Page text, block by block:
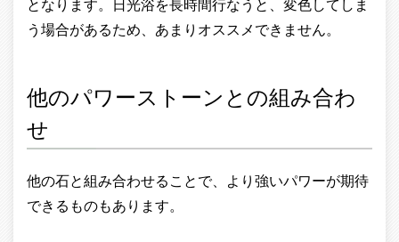
となります。日光浴を長時間行なうと、変色してしま
う場合があるため、あまりオススメできません。
他のパワーストーンとの組み合わ
せ
他の石と組み合わせることで、より強いパワーが期待
できるものもあります。